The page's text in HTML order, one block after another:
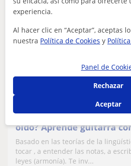
25€/h
Alcalá De Henares
Quieres aprender a sacar
oído? Aprende guitarra
explicada de manera
Basado en las teorías de la
tocar , a entender las notas, a
leyes (armonía). Te inv...
experiencia.
Al hacer clic en “Aceptar”, aceptas
nuestra Política de Cookies y
Panel de
Rechazar
Aceptar